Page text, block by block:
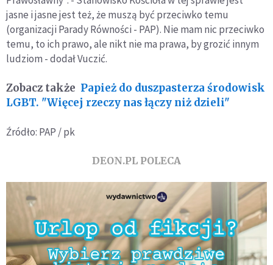
jasne i jasne jest też, że muszą być przeciwko temu
(organizacji Parady Równości - PAP). Nie mam nic przeciwko
temu, to ich prawo, ale nikt nie ma prawa, by grozić innym
ludziom - dodał Vuczić.
Zobacz także Papież do duszpasterza środowisk
LGBT. "Więcej rzeczy nas łączy niż dzieli"
Źródło: PAP / pk
DEON.PL POLECA